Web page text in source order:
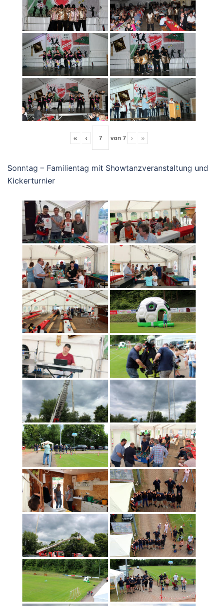
« ‹ von 7 › »
Sonntag – Familientag mit Showtanzveranstaltung und
Kickerturnier